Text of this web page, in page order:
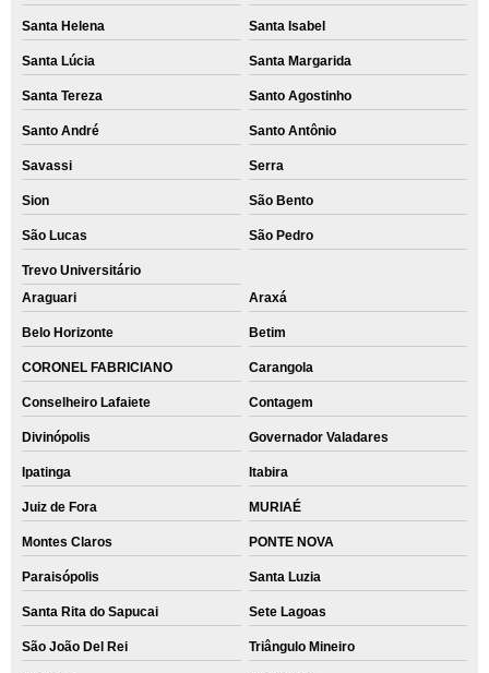
Santa Helena Santa Isabel
Santa Lúcia Santa Margarida
Santa Tereza Santo Agostinho
Santo André Santo Antônio
Savassi Serra
Sion São Bento
São Lucas São Pedro
Trevo Universitário
Araguari
Araxá
Belo Horizonte Betim
CORONEL FABRICIANO Carangola
Conselheiro Lafaiete Contagem
Divinópolis Governador Valadares
Ipatinga Itabira
Juiz de Fora MURIAÉ
Montes Claros PONTE NOVA
Paraisópolis Santa Luzia
Santa Rita do Sapucai Sete Lagoas
São João Del Rei Triângulo Mineiro